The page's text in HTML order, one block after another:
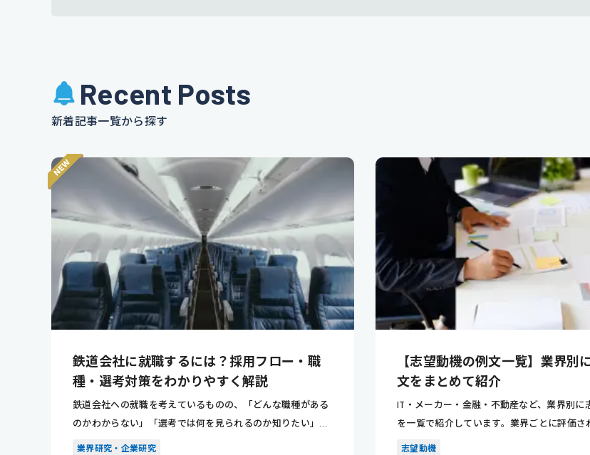
Recent Posts
新着記事一覧から探す
鉄道会社に就職するには？採用フロー・職
種・選考対策をわかりやすく解説
鉄道会社への就職を考えているものの、「どんな職種がある
のかわからない」「選考では何を見られるのか知りたい」と
悩んでいませ...
業界研究・企業研究
【志望動機の例文一覧】業界別
文をまとめて紹介
IT・メーカー・金融・不動産など、業界別に
を一覧で紹介しています。業界ごとに評価さ
トが分かり...
志望動機